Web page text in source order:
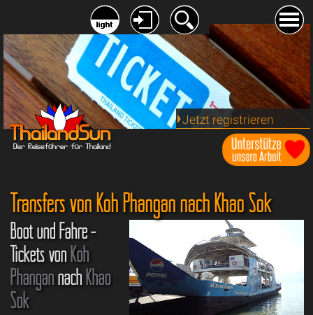
Jetzt registrieren
Transfers von Koh Phangan nach Khao Sok
Boot und Fähre -
Tickets von Koh
Phangannach Khao
Sok